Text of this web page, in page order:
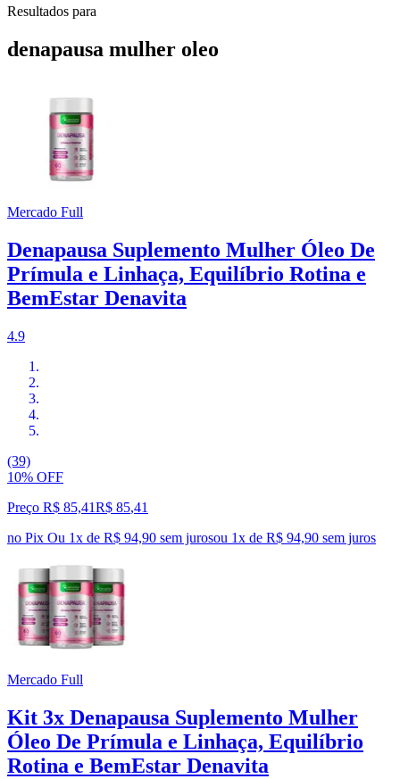
Resultados para
denapausa mulher oleo
Mercado Full
Denapausa Suplemento Mulher Óleo De
Prímula e Linhaça, Equilíbrio Rotina e
BemEstar Denavita
4.9
(39)
10% OFF
Preço R$ 85,41R$ 85,41
no Pix Ou 1x de R$ 94,90 sem jurosou 1x de R$ 94,90 sem juros
Mercado Full
Kit 3x Denapausa Suplemento Mulher
Óleo De Prímula e Linhaça, Equilíbrio
Rotina e BemEstar Denavita